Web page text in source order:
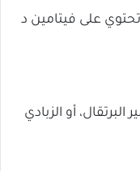
على فيتامين د
أو الزبادي